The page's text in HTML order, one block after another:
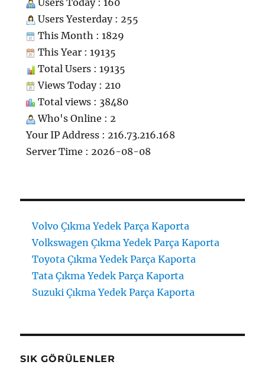
Users Today : 160
Users Yesterday : 255
This Month : 1829
This Year : 19135
Total Users : 19135
Views Today : 210
Total views : 38480
Who's Online : 2
Your IP Address : 216.73.216.168
Server Time : 2026-08-08
Volvo Çıkma Yedek Parça Kaporta
Volkswagen Çıkma Yedek Parça Kaporta
Toyota Çıkma Yedek Parça Kaporta
Tata Çıkma Yedek Parça Kaporta
Suzuki Çıkma Yedek Parça Kaporta
SIK GÖRÜLENLER